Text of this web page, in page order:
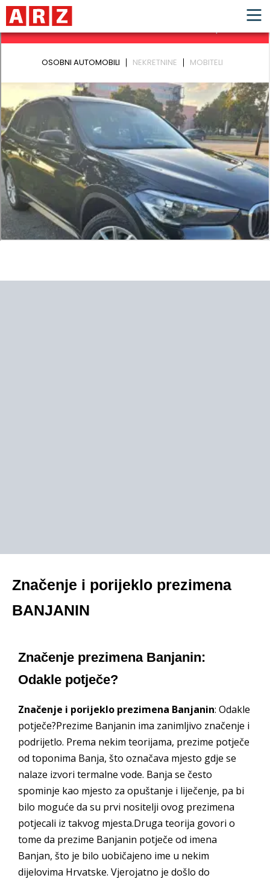
Značenje i porijeklo prezimena
BANJANIN
Značenje prezimena Banjanin:
Odakle potječe?
Značenje i porijeklo prezimena Banjanin: Odakle
potječe?Prezime Banjanin ima zanimljivo značenje i
podrijetlo. Prema nekim teorijama, prezime potječe
od toponima Banja, što označava mjesto gdje se
nalaze izvori termalne vode. Banja se često
spominje kao mjesto za opuštanje i liječenje, pa bi
bilo moguće da su prvi nositelji ovog prezimena
potjecali iz takvog mjesta.Druga teorija govori o
tome da prezime Banjanin potječe od imena
Banjan, što je bilo uobičajeno ime u nekim
dijelovima Hrvatske. Vjerojatno je došlo do